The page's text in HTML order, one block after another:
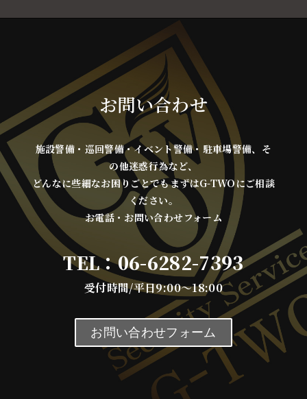
お問い合わせ
施設警備・巡回警備・イベント警備・駐車場警備、そ
の他迷惑行為など、
どんなに些細なお困りごとでもまずはG-TWOにご相談
ください。
お電話・お問い合わせフォーム
TEL：06-6282-7393
受付時間/平日9:00～18:00
お問い合わせフォーム